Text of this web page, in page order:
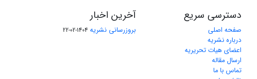
دسترسی سریع
صفحه اصلی
درباره نشریه
اعضای هیات تحریریه
ارسال مقاله
تماس با ما
آخرین اخبار
بروزرسانی نشریه 1404-02-22